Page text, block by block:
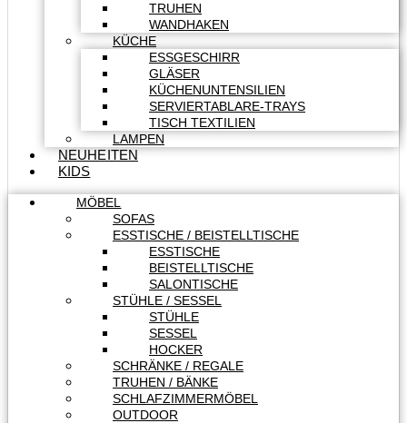
TRUHEN
WANDHAKEN
KÜCHE
ESSGESCHIRR
GLÄSER
KÜCHENUNTENSILIEN
SERVIERTABLARE-TRAYS
TISCH TEXTILIEN
LAMPEN
NEUHEITEN
KIDS
MÖBEL
SOFAS
ESSTISCHE / BEISTELLTISCHE
ESSTISCHE
BEISTELLTISCHE
SALONTISCHE
STÜHLE / SESSEL
STÜHLE
SESSEL
HOCKER
SCHRÄNKE / REGALE
TRUHEN / BÄNKE
SCHLAFZIMMERMÖBEL
OUTDOOR